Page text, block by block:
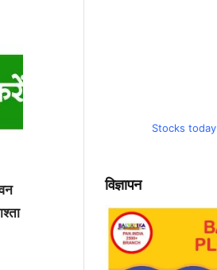
Stocks today
विज्ञापन